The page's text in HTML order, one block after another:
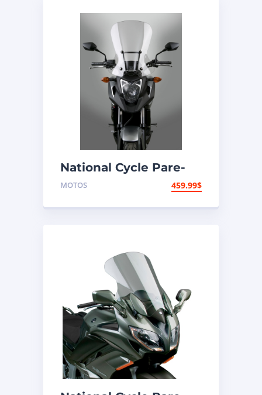
National Cycle Pare-
brise aéroacoustique
MOTOS 459.99$